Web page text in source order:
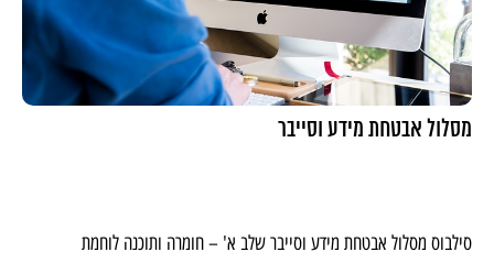
מסלול אבטחת מידע וסייבר
סילבוס מסלול אבטחת מידע וסייבר שלב א' – חומרה ותוכנה לוחמת